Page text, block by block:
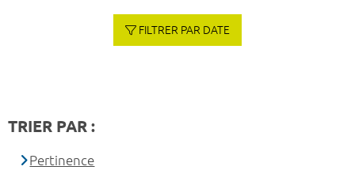
FILTRER PAR DATE
TRIER PAR :
Pertinence